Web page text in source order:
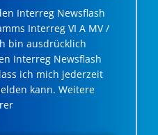
Interreg Newsflash
Interreg VI A MV /
bin ausdrücklich
Interreg Newsflash
ich mich jederzeit
kann. Weitere